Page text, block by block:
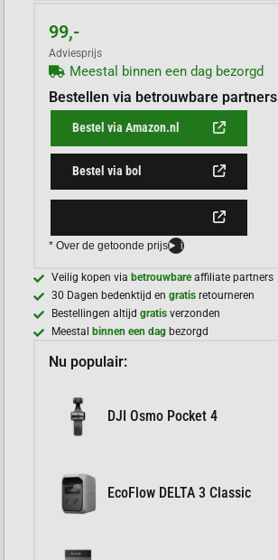
99,-
Adviesprijs
Meestal binnen een dag bezorgd
Bestellen via betrouwbare partners
Bestel via Amazon.nl
Bestel via bol
* Over de getoonde prijs i
Veilig kopen viabetrouwbareaffiliate partners
30 Dagen bedenktijd engratis retourneren
Bestellingen altijdgratisverzonden
Meestalbinnen een dag bezorgd
Nu populair:
DJI Osmo Pocket 4
EcoFlow DELTA 3 Classic